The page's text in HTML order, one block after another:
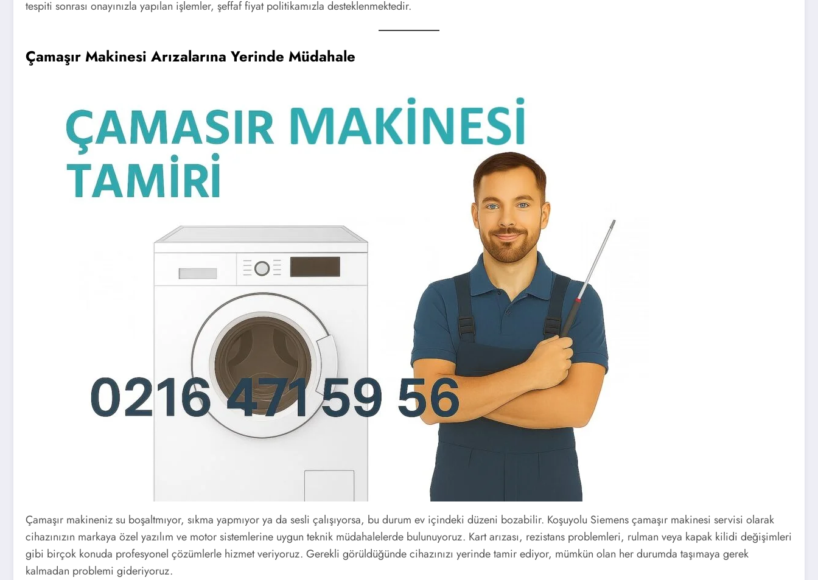
tespiti sonrası onayınızla yapılan işlemler, şeffaf fiyat politikamızla desteklenmektedir.
Çamaşır Makinesi Arızalarına Yerinde Müdahale
Çamaşır makineniz su boşaltmıyor, sıkma yapmıyor ya da sesli çalışıyorsa, bu durum ev içindeki düzeni bozabilir. Koşuyolu Siemens çamaşır makinesi servisi olarak
cihazınızın markaya özel yazılım ve motor sistemlerine uygun teknik müdahalelerde bulunuyoruz. Kart arızası, rezistans problemleri, rulman veya kapak kilidi değişimleri
gibi birçok konuda profesyonel çözümlerle hizmet veriyoruz. Gerekli görüldüğünde cihazınızı yerinde tamir ediyor, mümkün olan her durumda taşımaya gerek
kalmadan problemi gideriyoruz.